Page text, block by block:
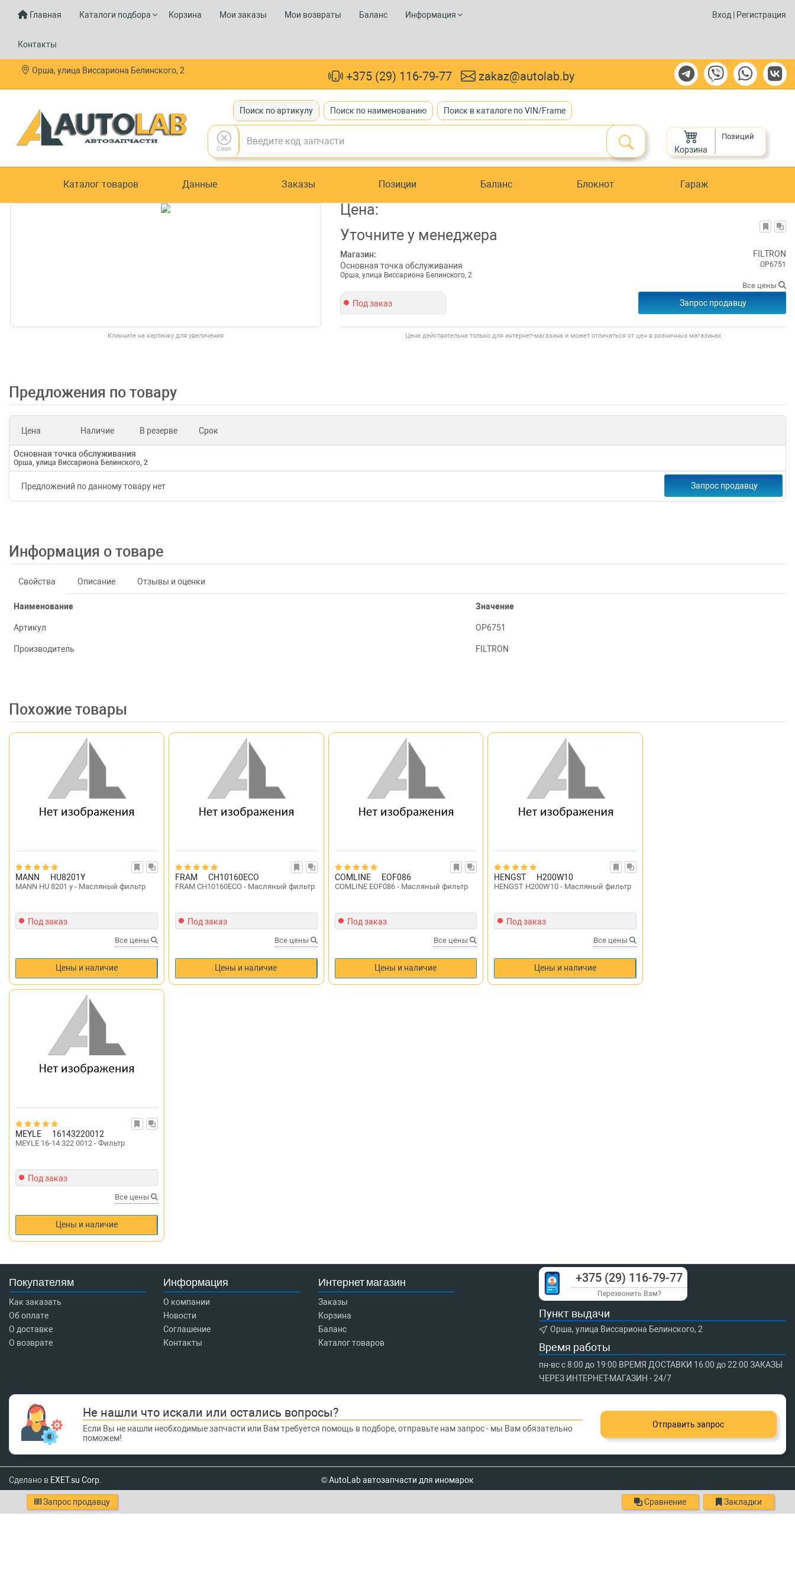
Главная Каталоги подбора Корзина Мои заказы Мои возвраты Баланс Информация
Контакты
Вход Регистрация
Орша, улица Виссариона Белинского, 2 +375 (29) 116-79-77 zakaz@autolab.by
Поиск по артикулу Поиск по наименованию Поиск в каталоге по VIN/Frame
Clean Корзина
Позиций
Каталог товаров Данные Заказы Позиции Баланс Блокнот Гараж
Кликните на картинку для увеличения
Цена:
Уточните у менеджера
Магазин:
Основная точка обслуживания
Орша, улица Виссариона Белинского, 2
FILTRON
OP6751
Все цены
Под заказ Запрос продавцу
Цена действительна только для интернет-магазина и может отличаться от цен в розничных магазинах
Предложения по товару
Цена Наличие В резерве Срок
Основная точка обслуживания
Орша, улица Виссариона Белинского, 2
Предложений по данному товару нет Запрос продавцу
Информация о товаре
Свойства Описание Отзывы и оценки
Наименование Значение
Артикул OP6751
Производитель FILTRON
Похожие товары
MANN HU8201Y
MANN HU 8201 y - Масляный фильтр
Под заказ
Все цены
Цены и наличие
FRAM CH10160ECO
FRAM CH10160ECO - Масляный фильтр
Под заказ
Все цены
Цены и наличие
COMLINE EOF086
COMLINE EOF086 - Масляный фильтр
Под заказ
Все цены
Цены и наличие
HENGST H200W10
HENGST H200W10 - Масляный фильтр
Под заказ
Все цены
Цены и наличие
MEYLE 16143220012
MEYLE 16-14 322 0012 - Фильтр
Под заказ
Все цены
Цены и наличие
Покупателям
Как заказать
Об оплате
О доставке
О возврате
Информация
О компании
Новости
Соглашение
Контакты
Интернет магазин
Заказы
Корзина
Баланс
Каталог товаров
+375 (29) 116-79-77
Перезвонить Вам?
Пункт выдачи
Орша, улица Виссариона Белинского, 2
Время работы
пн-вс с 8:00 до 19:00 ВРЕМЯ ДОСТАВКИ 16:00 до 22:00 ЗАКАЗЫ
ЧЕРЕЗ ИНТЕРНЕТ-МАГАЗИН - 24/7
Не нашли что искали или остались вопросы?
Если Вы не нашли необходимые запчасти или Вам требуется помощь в подборе, отправьте нам запрос - мы Вам обязательно
поможем!
Отправить запрос
Сделано в EXET.su Corp. © AutoLab автозапчасти для иномарок
Запрос продавцу Сравнение Закладки